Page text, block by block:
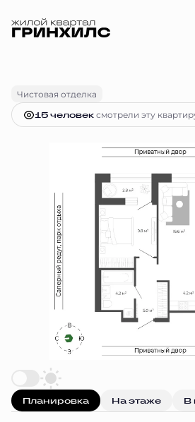
2-комнатная42.5 м
Чистовая отделка
15 человексмотрели эту
Планировка На этаже В